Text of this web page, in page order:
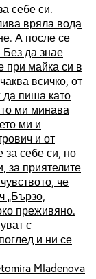
себе си.
вряла вода
А после се
да знае
при майка си в
всичко, от
да пиша като
ми минава
ми и
и от
за себе си, но
за приятелите
че
„Бързо,
преживяно.
с
и ни се
Mladenova